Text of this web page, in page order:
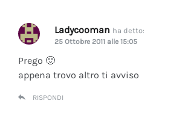
Ladycooman ha detto:
25 Ottobre 2011 alle 15:05
Prego 🙂
appena trovo altro ti avviso
RISPONDI